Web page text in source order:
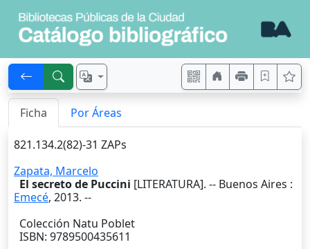
Ficha Por Áreas
821.134.2(82)-31 ZAPs
Zapata, Marcelo
El secreto de Puccini [LITERATURA]. -- Buenos Aires :
Emecé, 2013. --
Colección Natu Poblet
ISBN: 9789500435611